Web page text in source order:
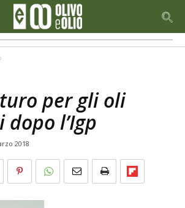
per gli oli
l’Igp
2018